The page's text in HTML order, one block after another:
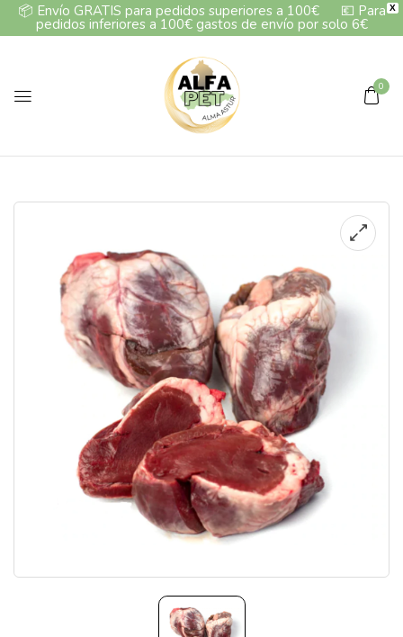
X
📦 Envío GRATIS para pedidos superiores a 100€💶 Para
pedidos inferiores a 100€ gastos de envío por solo 6€
0